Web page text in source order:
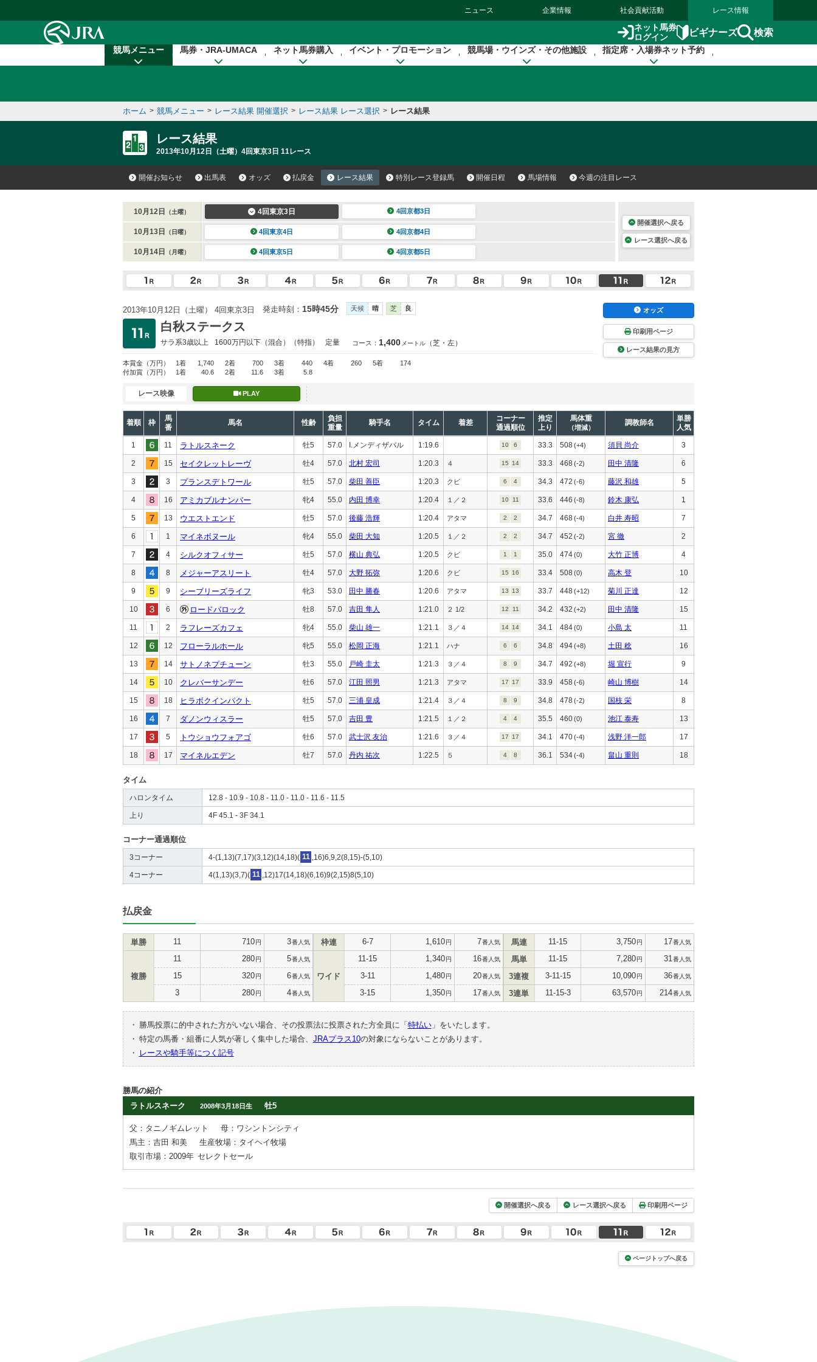
ニュース 企業情報 社会貢献活動 レース情報
ネット馬券
ログイン
ビギナーズ 検索
競馬メニュー 馬券・JRA-UMACA ネット馬券購入 イベント・プロモーション 競馬場・ウインズ・その他施設 指定席・入場券ネット予約
ホーム > 競馬メニュー > レース結果 開催選択 > レース結果 レース選択 > レース結果
レース結果
2013年10月12日（土曜）4回東京3日 11レース
開催お知らせ 出馬表 オッズ 払戻金 レース結果 特別レース登録馬 開催日程 馬場情報 今週の注目レース
10月12日 （土曜） 4回東京3日 4回京都3日
10月13日 （日曜） 4回東京4日 4回京都4日
10月14日 （月曜） 4回東京5日 4回京都5日
開催選択へ戻る
レース選択へ戻る
2013年10月12日（土曜） 4回東京3日 発走時刻： 15時45分 天候 晴 芝 良
白秋ステークス
サラ系3歳以上 1600万円以下 （混合）（特指） 定量 コース： 1,400 メートル （芝・左）
本賞金 （万円） 1着 1,740 2着 700 3着 440 4着 260 5着
174
付加賞 （万円） 1着 40.6 2着 11.6 3着 5.8
オッズ
印刷用ページ
レース結果の見方
レース映像 PLAY
着順 枠
馬
番
馬名 性齢
負担
重量
騎手名 タイム 着差
コーナー
通過順位
推定
上り
馬体重
（増減）
調教師名
単勝
人気
1 11 ラトルスネーク 牡5 57.0 I.メンディザバル 1:19.6 10 6 33.3 508(+4) 須貝 尚介 3
2 15 セイクレットレーヴ 牡4 57.0 北村 宏司 1:20.3 ４ 15 14 33.3 468 (-2) 田中 清隆 6
3 3 プランスデトワール 牡5 57.0 柴田 善臣 1:20.3 クビ 6 4 34.3 472 (-6) 藤沢 和雄 5
4 16 アミカブルナンバー 牝4 55.0 内田 博幸 1:20.4 １／２ 10 11 33.6 446 (-8) 鈴木 康弘 1
5 13 ウエストエンド 牡5 57.0 後藤 浩輝 1:20.4 アタマ 2 2 34.7 468(-4) 白井 寿昭 7
6 1 マイネボヌール 牝4 55.0 柴田 大知 1:20.5 １／２ 2 2 34.7 452 (-2) 宮 徹 2
7 4 シルクオフィサー 牡5 57.0 横山 典弘 1:20.5 クビ 1 1 35.0 474(0) 大竹 正博 4
8 8 メジャーアスリート 牡4 57.0 大野 拓弥 1:20.6 クビ 15 16 33.4 508 (0) 高木 登 10
9 9 シーブリーズライフ 牝3 53.0 田中 勝春 1:20.6 アタマ 13 13 33.7 448(+12) 菊川 正達 12
10 6 ロードバロック 牡8 57.0 吉田 隼人 1:21.0 ２ 1/2 12 11 34.2 432 (+2) 田中 清隆 15
11 2 ラフレーズカフェ 牝4 55.0 柴山 雄一 1:21.1 ３／４ 14 14 34.1 484(0) 小島 太 11
12 12 フローラルホール 牝5 55.0 松岡 正海 1:21.1 ハナ 6 6 34.8 494(+8) 土田 稔 16
13 14 サトノネプチューン 牡3 55.0 戸崎 圭太 1:21.3 ３／４ 8 9 34.7 492 (+8) 堀 宣行 9
14 10 クレバーサンデー 牡6 57.0 江田 照男 1:21.3 アタマ 17 17 33.9 458 (-6) 崎山 博樹 14
15 18 ヒラボクインパクト 牡5 57.0 三浦 皇成 1:21.4 ３／４ 8 9 34.8 478(-2) 国枝 栄 8
16 7 ダノンウィスラー 牡5 57.0 吉田 豊 1:21.5 １／２ 4 4 35.5 460(0) 池江 泰寿 13
17 5 トウショウフォアゴ 牡6 57.0 武士沢 友治 1:21.6 ３／４ 17 17 34.1 470(-4) 浅野 洋一郎 17
18 17 マイネルエデン 牡7 57.0 丹内 祐次 1:22.5 ５ 4 8 36.1 534(-4) 畠山 重則 18
タイム
ハロンタイム 12.8 - 10.9 - 10.8 - 11.0 - 11.0 - 11.6 - 11.5
上り 4F 45.1 - 3F 34.1
コーナー通過順位
3コーナー 4-(1,13)(7,17)(3,12)(14,18)( 11 ,16)6,9,2(8,15)-(5,10)
4コーナー 4(1,13)(3,7)( 11 ,12)17(14,18)(6,16)9(2,15)8(5,10)
払戻金
単勝 11 710円 3番人気
複勝
11 280円 5番人気
15 320円 6番人気
3 280円 4番人気
枠連 6-7 1,610円 7番人気
ワイド
11-15 1,340円 16番人気
3-11 1,480円 20番人気
3-15 1,350円 17番人気
馬連 11-15 3,750円 17番人気
馬単 11-15 7,280円 31 番人気
3連複 3-11-15 10,090円 36番人気
3連単 11-15-3 63,570円 214番人気
・ 勝馬投票に的中された方がいない場合、その投票法に投票された方全員に「 特払い」をいたします。
・ 特定の馬番・組番に人気が著しく集中した場合、 JRAプラス10の対象にならないことがあります。
・
レースや騎手等につく記号
勝馬の紹介
ラトルスネーク
2008年3月18日生 牡5
父：タニノギムレット
母：ワシントンシティ
馬主：吉田 和美
生産牧場：タイヘイ牧場
取引市場：2009年 セレクトセール
開催選択へ戻る レース選択へ戻る 印刷用ページ
ページトップへ戻る